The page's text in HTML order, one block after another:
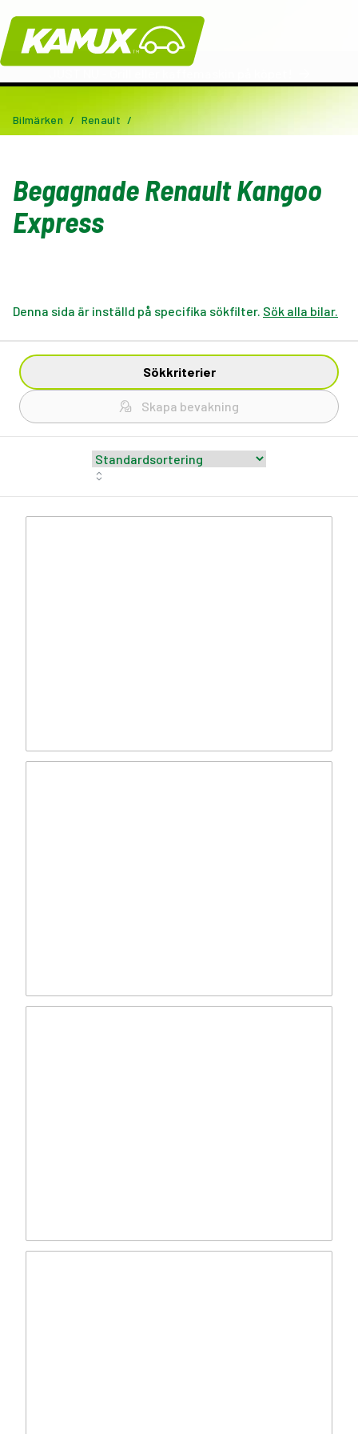
Kamux
Bilmärken / Renault /
Begagnade Renault Kangoo
Express
Denna sida är inställd på specifika sökfilter. Sök alla bilar.
Sökkriterier
Skapa bevakning